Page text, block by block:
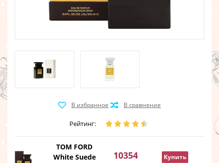
Рейтинг:
TOM FORD
White Suede
10354
Купить